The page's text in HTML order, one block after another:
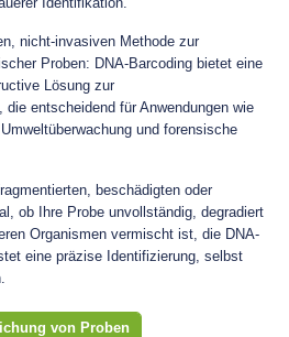
nicht-invasiven Methode zur
Proben: DNA-Barcoding bietet eine
Lösung zur
die entscheidend für Anwendungen wie
und forensische
beschädigten oder
ob Ihre Probe unvollständig, degradiert
Organismen vermischt ist, die DNA-
eine präzise Identifizierung, selbst
von Proben